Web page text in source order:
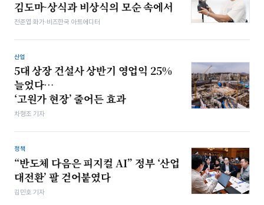
김도마-상식과 비상식의 모순 속에서
전준엽 화가·비즈한국 아트에디터
산업
5대 상장 건설사 상반기 영업익 25%
늘었다…
‘고원가 현장’ 줄어든 효과
차형조 기자
정책
“반도체 다음은 피지컬 AI” 정부 ‘산업
대전환’ 팔 걷어붙였다
김민호 기자